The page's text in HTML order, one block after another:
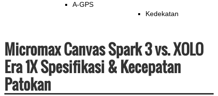
A-GPS
Kedekatan
Micromax Canvas Spark 3 vs. XOLO
Era 1X Spesifikasi & Kecepatan
Patokan